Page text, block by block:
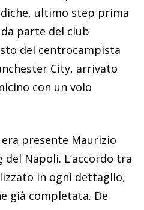
ultimo step prima
parte del club
del centrocampista
City, arrivato
con un volo
presente Maurizio
Napoli. L’accordo tra
in ogni dettaglio,
già completata. De